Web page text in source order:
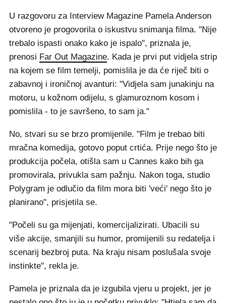
U razgovoru za Interview Magazine Pamela Anderson
otvoreno je progovorila o iskustvu snimanja filma. "Nije
trebalo ispasti onako kako je ispalo", priznala je,
prenosi Far Out Magazine. Kada je prvi put vidjela strip
na kojem se film temelji, pomislila je da će riječ biti o
zabavnoj i ironičnoj avanturi: "Vidjela sam junakinju na
motoru, u kožnom odijelu, s glamuroznom kosom i
pomislila - to je savršeno, to sam ja."
No, stvari su se brzo promijenile. "Film je trebao biti
mračna komedija, gotovo poput crtića. Prije nego što je
produkcija počela, otišla sam u Cannes kako bih ga
promovirala, privukla sam pažnju. Nakon toga, studio
Polygram je odlučio da film mora biti 'veći' nego što je
planirano", prisjetila se.
"Počeli su ga mijenjati, komercijalizirati. Ubacili su
više akcije, smanjili su humor, promijenili su redatelja i
scenarij bezbroj puta. Na kraju nisam poslušala svoje
instinkte", rekla je.
Pamela je priznala da je izgubila vjeru u projekt, jer je